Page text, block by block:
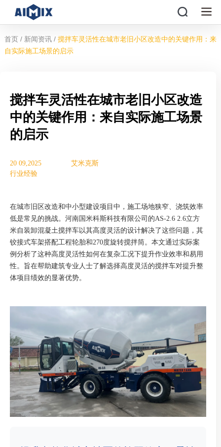
首页 / 新闻资讯 / 搅拌车灵活性在城市老旧小区改造中的关键作用：来
自实际施工场景的启示
搅拌车灵活性在城市老旧小区改造
中的关键作用：来自实际施工场景
的启示
20 09,2025
艾米克斯
行业经验
在城市旧区改造和中小型建设项目中，施工场地狭窄、浇筑效率
低是常见的挑战。河南国米科斯科技有限公司的AS-2.6 2.6立方
米自装卸混凝土搅拌车以其高度灵活的设计解决了这些问题，其
铰接式车架搭配工程轮胎和270度旋转搅拌筒。本文通过实际案
例分析了这种高度灵活性如何在复杂工况下提升作业效率和易用
性。旨在帮助建筑专业人士了解选择高度灵活的搅拌车对提升整
体项目绩效的显著优势。